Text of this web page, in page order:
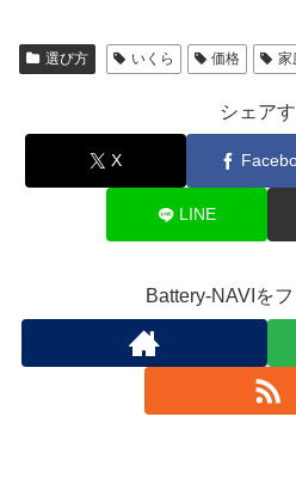
選び方 いくら 価格 家
シェア
X
LINE
Battery-NAVIを